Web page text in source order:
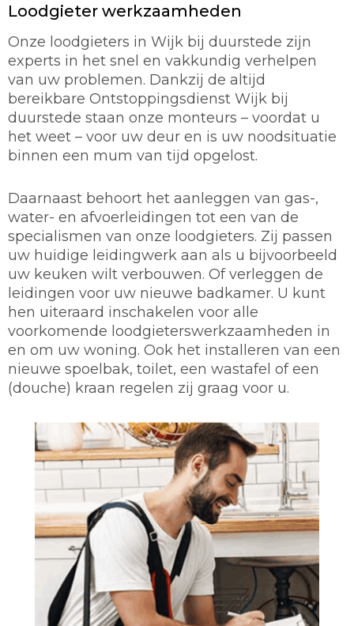
Loodgieter werkzaamheden
Onze loodgieters in Wijk bij duurstede zijn
experts in het snel en vakkundig verhelpen
van uw problemen. Dankzij de altijd
bereikbare Ontstoppingsdienst Wijk bij
duurstede staan onze monteurs – voordat u
het weet – voor uw deur en is uw noodsituatie
binnen een mum van tijd opgelost.
Daarnaast behoort het aanleggen van gas-,
water- en afvoerleidingen tot een van de
specialismen van onze loodgieters. Zij passen
uw huidige leidingwerk aan als u bijvoorbeeld
uw keuken wilt verbouwen. Of verleggen de
leidingen voor uw nieuwe badkamer. U kunt
hen uiteraard inschakelen voor alle
voorkomende loodgieterswerkzaamheden in
en om uw woning. Ook het installeren van een
nieuwe spoelbak, toilet, een wastafel of een
(douche) kraan regelen zij graag voor u.